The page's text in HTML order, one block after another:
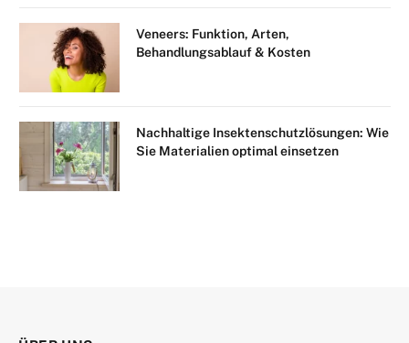
Veneers: Funktion, Arten,
Behandlungsablauf & Kosten
Nachhaltige Insektenschutzlösungen: Wie
Sie Materialien optimal einsetzen